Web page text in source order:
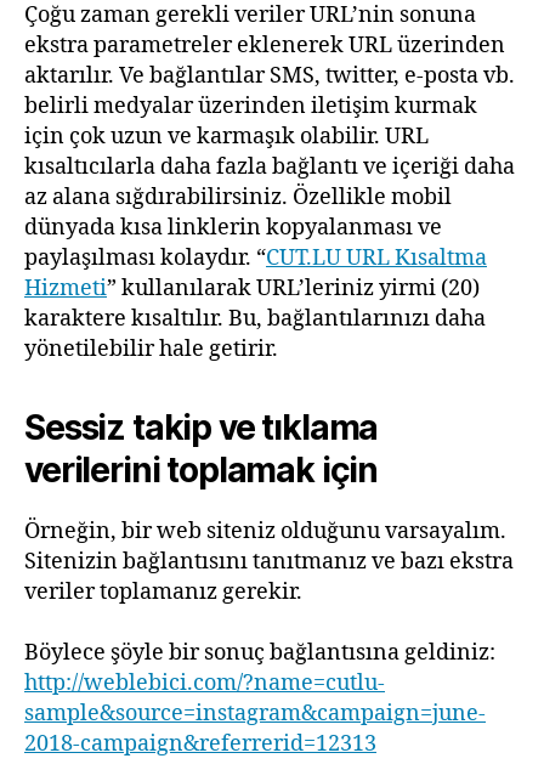
Çoğu zaman gerekli veriler URL’nin sonuna
ekstra parametreler eklenerek URL üzerinden
aktarılır. Ve bağlantılar SMS, twitter, e-posta vb.
belirli medyalar üzerinden iletişim kurmak
için çok uzun ve karmaşık olabilir. URL
kısaltıcılarla daha fazla bağlantı ve içeriği daha
az alana sığdırabilirsiniz. Özellikle mobil
dünyada kısa linklerin kopyalanması ve
paylaşılması kolaydır. “CUT.LU URL Kısaltma
Hizmeti” kullanılarak URL’leriniz yirmi (20)
karaktere kısaltılır. Bu, bağlantılarınızı daha
yönetilebilir hale getirir.
Sessiz takip ve tıklama
verilerini toplamak için
Örneğin, bir web siteniz olduğunu varsayalım.
Sitenizin bağlantısını tanıtmanız ve bazı ekstra
veriler toplamanız gerekir.
Böylece şöyle bir sonuç bağlantısına geldiniz:
http://weblebici.com/?name=cutlu-
sample&source=instagram&campaign=june-
2018-campaign&referrerid=12313